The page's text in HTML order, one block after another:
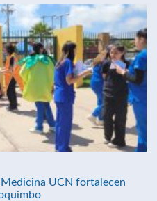
UCN fortalecen